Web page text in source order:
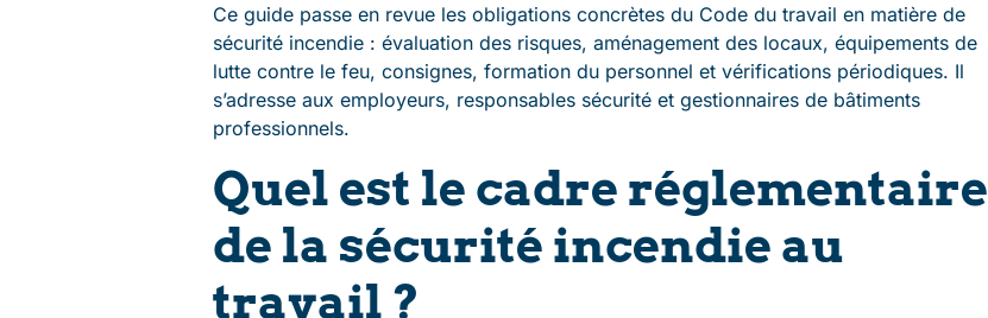
Ce guide passe en revue les obligations concrètes du Code du travail en matière de
sécurité incendie : évaluation des risques, aménagement des locaux, équipements de
lutte contre le feu, consignes, formation du personnel et vérifications périodiques. Il
s’adresse aux employeurs, responsables sécurité et gestionnaires de bâtiments
professionnels.
Quel est le cadre réglementaire
de la sécurité incendie au
travail ?